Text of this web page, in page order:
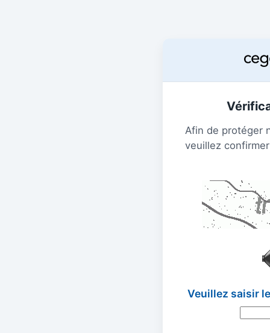
Afin de protéger
veuillez
Veuillez saisir